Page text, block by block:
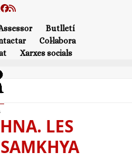
Facebook
RSS
Butlletí
Col·labora
Xarxes socials
LES